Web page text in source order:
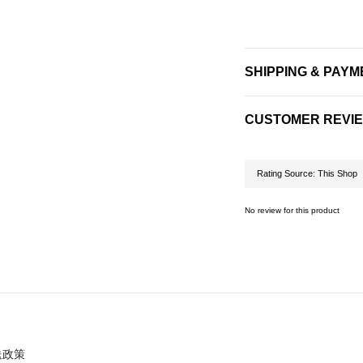
SHIPPING &
CUSTOMER
No review for this product
策